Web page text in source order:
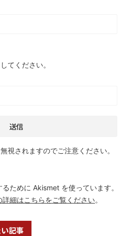
てください。
視されますのでご注意ください。
ために Akismet を使っています。
細はこちらをご覧ください。
記事